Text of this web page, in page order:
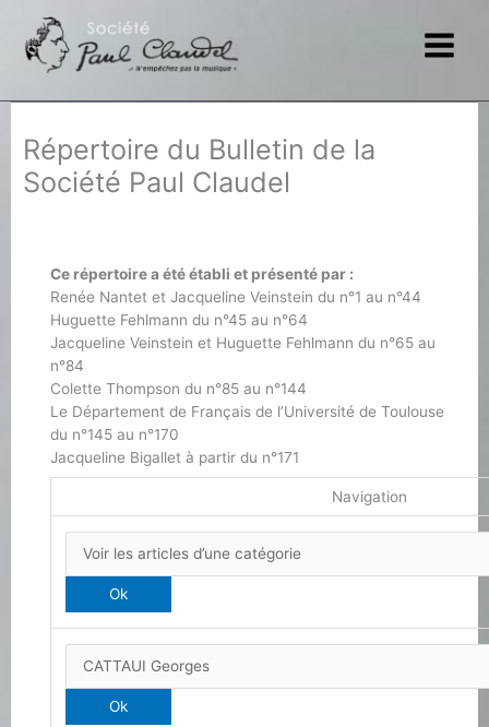
contenu
Répertoire du Bulletin de la
Société Paul Claudel
Ce répertoire a été établi et présenté par :
Renée Nantet et Jacqueline Veinstein du n°1 au n°44
Huguette Fehlmann du n°45 au n°64
Jacqueline Veinstein et Huguette Fehlmann du n°65 au
n°84
Colette Thompson du n°85 au n°144
Le Département de Français de l’Université de Toulouse
du n°145 au n°170
Jacqueline Bigallet à partir du n°171
Navigation